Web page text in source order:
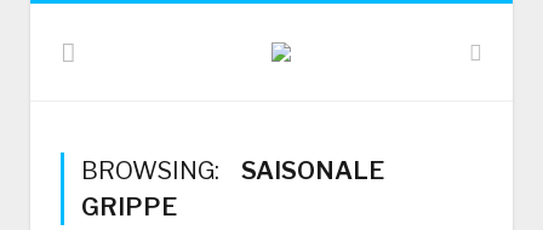
BROWSING:
SAISONALE
GRIPPE